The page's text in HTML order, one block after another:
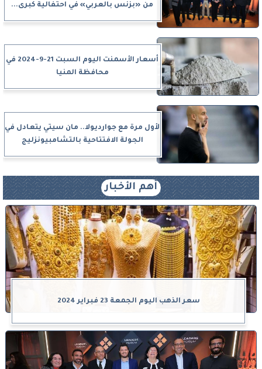
من «بزنس بالعربي» في احتفالية كبرى...
أسعار الأسمنت اليوم السبت 21-9-2024 في
محافظة المنيا
لأول مرة مع جوارديولا.. مان سيتي يتعادل في
الجولة الافتتاحية بالتشامبيونزليج
أهم الأخبار
سعر الذهب اليوم الجمعة 23 فبراير 2024